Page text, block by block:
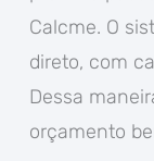
Calcme. O
direto, com
Dessa
orçamento